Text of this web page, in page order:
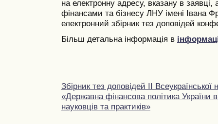
на електронну адресу, вказану в заявці,
фінансами та бізнесу ЛНУ імені Івана
електронний збірник тез доповідей
Більш детальна інформація в
Збірник тез доповідей ІI Всеукраїнської
«Державна фінансова політика України
науковців та практиків»